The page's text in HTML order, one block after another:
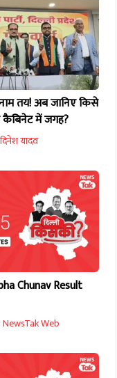
तय! अब जानिए किसे
कैबिनेट में जगह?
दिनेश यादव
Chunav Result
NewsTak Web